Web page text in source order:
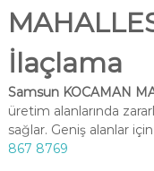
İlaçlama
Samsun KOCAMAN
üretim alanlarında
sağlar. Geniş alanlar
867 8769